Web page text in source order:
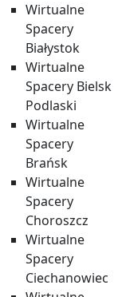
Wirtualne
Spacery
Białystok
Wirtualne
Spacery Bielsk
Podlaski
Wirtualne
Spacery
Brańsk
Wirtualne
Spacery
Choroszcz
Wirtualne
Spacery
Ciechanowiec